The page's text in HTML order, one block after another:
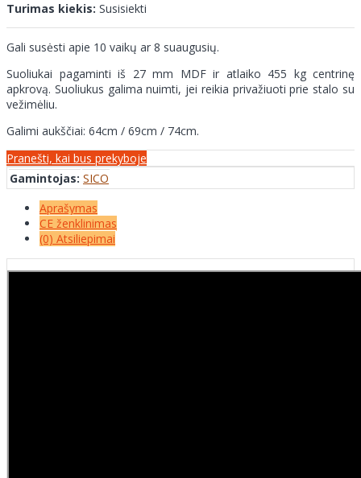
Turimas kiekis: Susisiekti
Gali susėsti apie 10 vaikų ar 8 suaugusių.
Suoliukai pagaminti iš 27 mm MDF ir atlaiko 455 kg centrinę
apkrovą. Suoliukus galima nuimti, jei reikia privažiuoti prie stalo su
vežimėliu.
Galimi aukščiai: 64cm / 69cm / 74cm.
Pranešti, kai bus prekyboje
Gamintojas: SICO
Aprašymas
CE ženklinimas
(0) Atsiliepimai